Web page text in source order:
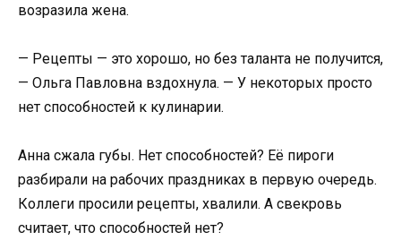
возразила жена.
— Рецепты — это хорошо, но без таланта не получится,
— Ольга Павловна вздохнула. — У некоторых просто
нет способностей к кулинарии.
Анна сжала губы. Нет способностей? Её пироги
разбирали на рабочих праздниках в первую очередь.
Коллеги просили рецепты, хвалили. А свекровь
считает, что способностей нет?